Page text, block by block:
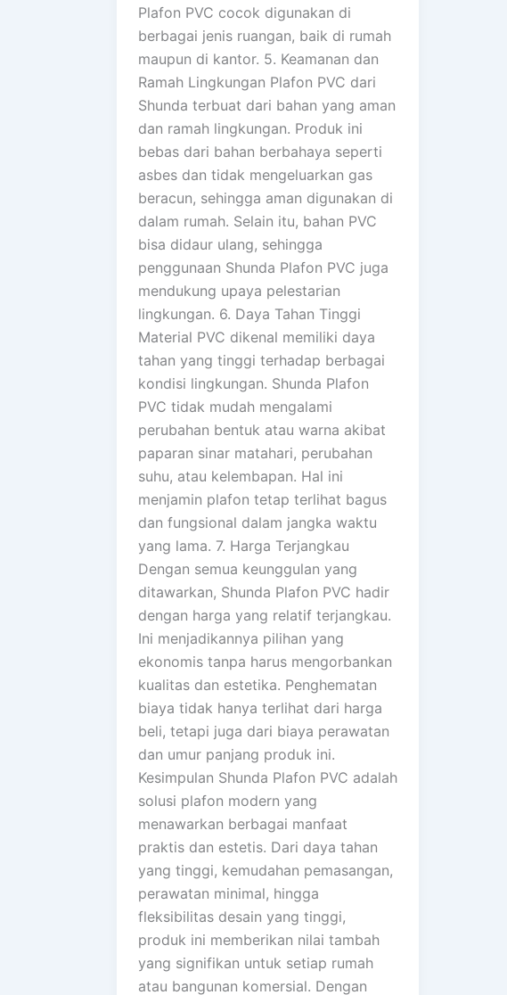
Plafon PVC cocok digunakan di
berbagai jenis ruangan, baik di rumah
maupun di kantor. 5. Keamanan dan
Ramah Lingkungan Plafon PVC dari
Shunda terbuat dari bahan yang aman
dan ramah lingkungan. Produk ini
bebas dari bahan berbahaya seperti
asbes dan tidak mengeluarkan gas
beracun, sehingga aman digunakan di
dalam rumah. Selain itu, bahan PVC
bisa didaur ulang, sehingga
penggunaan Shunda Plafon PVC juga
mendukung upaya pelestarian
lingkungan. 6. Daya Tahan Tinggi
Material PVC dikenal memiliki daya
tahan yang tinggi terhadap berbagai
kondisi lingkungan. Shunda Plafon
PVC tidak mudah mengalami
perubahan bentuk atau warna akibat
paparan sinar matahari, perubahan
suhu, atau kelembapan. Hal ini
menjamin plafon tetap terlihat bagus
dan fungsional dalam jangka waktu
yang lama. 7. Harga Terjangkau
Dengan semua keunggulan yang
ditawarkan, Shunda Plafon PVC hadir
dengan harga yang relatif terjangkau.
Ini menjadikannya pilihan yang
ekonomis tanpa harus mengorbankan
kualitas dan estetika. Penghematan
biaya tidak hanya terlihat dari harga
beli, tetapi juga dari biaya perawatan
dan umur panjang produk ini.
Kesimpulan Shunda Plafon PVC adalah
solusi plafon modern yang
menawarkan berbagai manfaat
praktis dan estetis. Dari daya tahan
yang tinggi, kemudahan pemasangan,
perawatan minimal, hingga
fleksibilitas desain yang tinggi,
produk ini memberikan nilai tambah
yang signifikan untuk setiap rumah
atau bangunan komersial. Dengan